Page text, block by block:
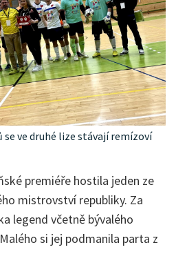
ve druhé lize stávají remízoví
premiéře hostila jeden ze
mistrovství republiky. Za
legend včetně bývalého
si jej podmanila parta z